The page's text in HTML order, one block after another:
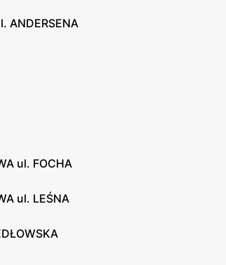
ANDERSENA
ul. FOCHA
ul. LEŚNA